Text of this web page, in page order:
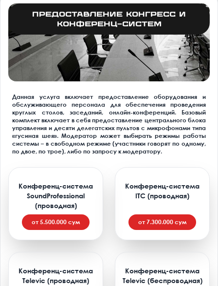
Предоставление конгресс и
конференц-систем
Данная услуга включает предоставление оборудования и
обслуживающего персонала для обеспечения проведения
круглых столов, заседаний, онлайн-конференций. Базовый
комплект включает в себя предоставление центрального блока
управления и десяти делегатских пультов с микрофонами типа
«гусиная шея». Модератор может выбирать режимы работы
системы – в свободном режиме (участники говорят по одному,
по двое, по трое), либо по запросу к модератору.
Конференц-система
SoundProfessional
(проводная)
от 5.500.000 сум
Конференц-система
ITC (проводная)
от 7.300.000 сум
Конференц-система
Televic (проводная)
Конференц-система
Televic (беспроводная)